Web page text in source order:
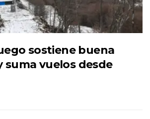
sostiene buena
suma vuelos desde